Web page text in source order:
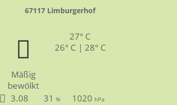
67117 Limburgerhof
Mäßig
bewölkt
27° C
26° C | 28° C
3.08 31 % 1020 hPa